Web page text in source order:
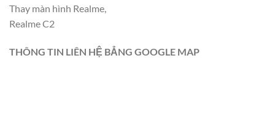
Thay màn hình Realme,
Realme C2
THÔNG TIN LIÊN HỆ BẲNG GOOGLE MAP